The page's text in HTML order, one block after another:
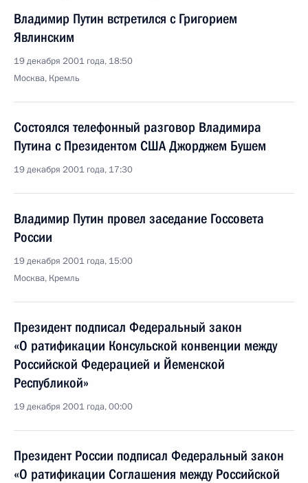
Владимир Путин встретился с Григорием
Явлинским
19 декабря 2001 года, 18:50
Москва, Кремль
Состоялся телефонный разговор Владимира
Путина с Президентом США Джорджем Бушем
19 декабря 2001 года, 17:30
Владимир Путин провел заседание Госсовета
России
19 декабря 2001 года, 15:00
Москва, Кремль
Президент подписал Федеральный закон
«О ратификации Консульской конвенции между
Российской Федерацией и Йеменской
Республикой»
19 декабря 2001 года, 00:00
Президент России подписал Федеральный закон
«О ратификации Соглашения между Российской